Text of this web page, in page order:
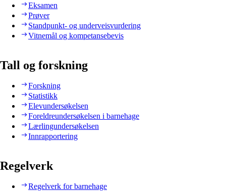
Eksamen
Prøver
Standpunkt- og underveisvurdering
Vitnemål og kompetansebevis
Tall og forskning
Forskning
Statistikk
Elevundersøkelsen
Foreldreundersøkelsen i barnehage
Lærlingundersøkelsen
Innrapportering
Regelverk
Regelverk for barnehage